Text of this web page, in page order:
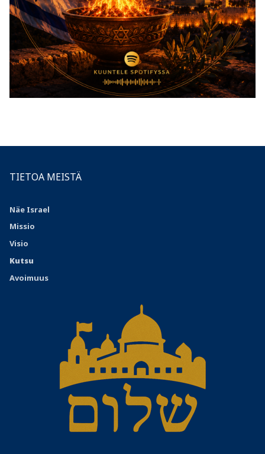
TIETOA MEISTÄ
Näe Israel
Missio
Visio
Kutsu
Avoimuus